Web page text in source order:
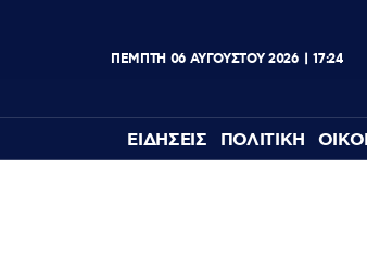
ΠΕΜΠΤΗ 06 ΑΥΓΟΥΣΤΟΥ 2026 17:24
ΕΙΔΗΣΕΙΣ ΠΟΛΙΤΙΚΗ